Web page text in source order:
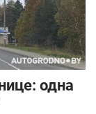
одна